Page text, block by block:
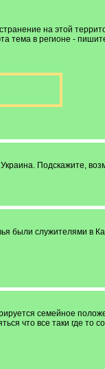
на этой
тема в регионе -
Подскажите,
были служителями в
семейное
что все таки где то